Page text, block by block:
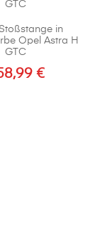
in
Opel Astra H
GTC
€